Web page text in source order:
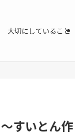
大切にしていること
すいとん